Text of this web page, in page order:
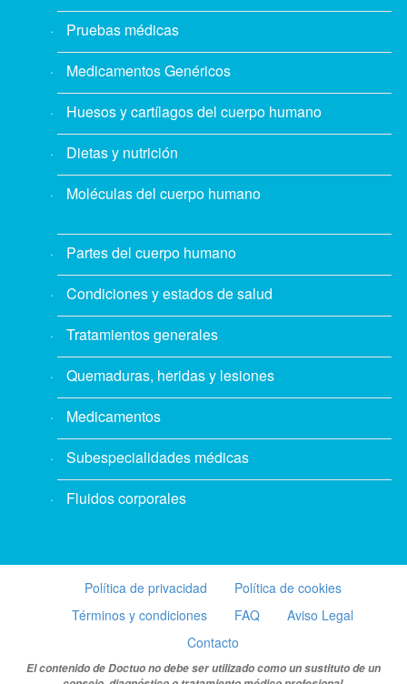
Pruebas médicas
Medicamentos Genéricos
Huesos y cartílagos del cuerpo humano
Dietas y nutrición
Moléculas del cuerpo humano
Partes del cuerpo humano
Condiciones y estados de salud
Tratamientos generales
Quemaduras, heridas y lesiones
Medicamentos
Subespecialidades médicas
Fluidos corporales
Política de privacidad
Política de cookies
Términos y condiciones
FAQ
Aviso Legal
Contacto
El contenido de Doctuo no debe ser utilizado como un sustituto de un